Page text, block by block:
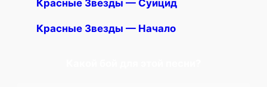
Красные Звезды — Суицид
Красные Звезды — Начало